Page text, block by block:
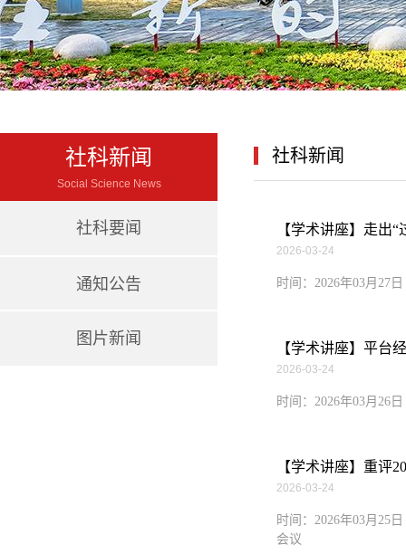
社科新闻
Social Science News
社科要闻
通知公告
图片新闻
社科新闻
【学术讲座】走出
2026-03-24
时间：2026年03月27
【学术讲座】平台
2026-03-24
时间：2026年03月26
【学术讲座】重评
2026-03-24
时间：2026年03月25
会议